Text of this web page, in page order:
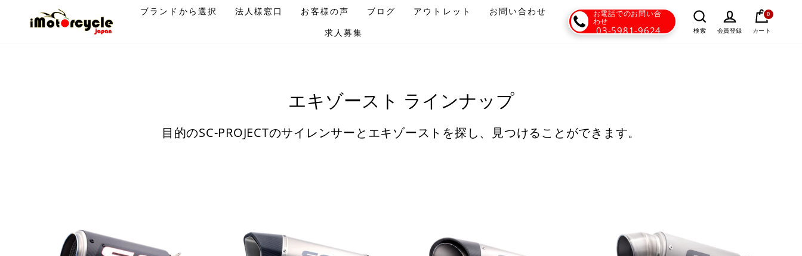
ブランドから選択 法人様窓口 お客様の声 ブログ アウトレット
お問い合わせ
求人募集
お電話でのお問い合
わせ
03-5981-9624 検索 会員登録 カート
0
エキゾースト ラインナップ
目的のSC-PROJECTのサイレンサーとエキゾーストを探し、見つけることができます。